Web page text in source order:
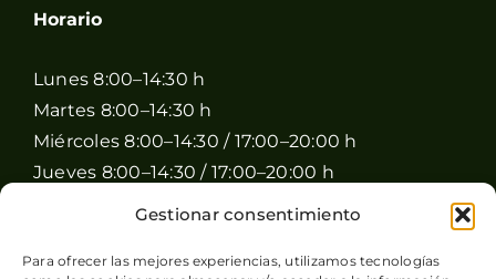
Gestionar consentimiento
Para ofrecer las mejores experiencias, utilizamos tecnologías
Horario
Lunes 8:00–14:30 h
Martes 8:00–14:30 h
Miércoles 8:00–14:30 / 17:00–20:00 h
Jueves 8:00–14:30 / 17:00–20:00 h
Viernes 8:00–14:30 / 17:00–20:00 h
Domingo Cerrado